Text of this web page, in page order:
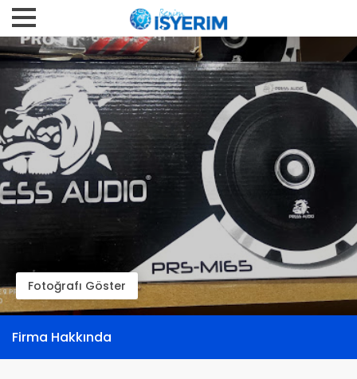
Fotoğrafı Göster
Firma Hakkında